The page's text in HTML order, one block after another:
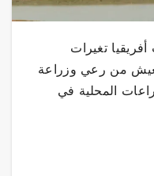
تغيرات
من رعي وزراعة
المحلية في